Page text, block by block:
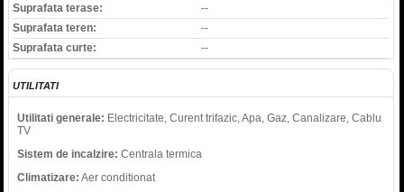
Suprafata terase:
--
Suprafata teren:
--
Suprafata curte:
--
UTILITATI
Utilitati generale: Electricitate, Curent trifazic, Apa, Gaz, Canalizare, Cablu
TV
Sistem de incalzire: Centrala termica
Climatizare: Aer conditionat